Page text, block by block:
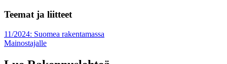
Teemat ja liitteet
11/2024: Suomea rakentamassa
Mainostajalle